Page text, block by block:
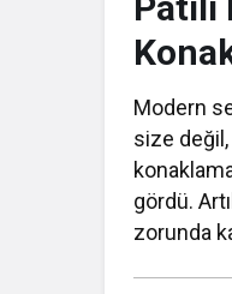
Modern
size
gördü.
zorunda